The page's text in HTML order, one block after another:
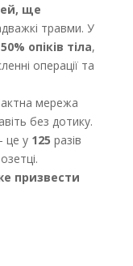
ще
травми. У
опіків тіла,
операції та
мережа
без дотику.
у 125 разів
призвести